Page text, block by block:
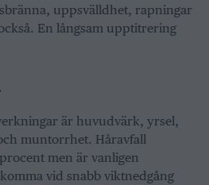
uppsvälldhet, rapningar
En långsam upptitrering
är huvudvärk, yrsel,
muntorrhet. Håravfall
men är vanligen
vid snabb viktnedgång